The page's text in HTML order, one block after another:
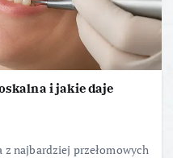
i jakie daje
najbardziej przełomowych